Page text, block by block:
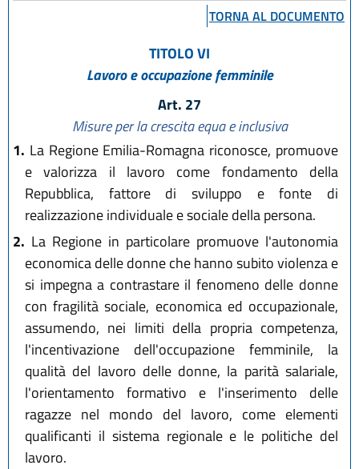
L.R. 1 agosto 2019, n. 15
L.R. 29 dicembre 2020 n. 11
L.R. 20 maggio 2021, n. 4
L.R. 14 giugno 2024, n. 7
L.R. 25 luglio 2025, n. 9
L.R. 28 luglio 2026, n. 9
TORNA AL DOCUMENTO
TITOLO VI
Lavoro e occupazione femminile
Art. 27
Misure per la crescita equa e inclusiva
1. La Regione Emilia-Romagna riconosce, promuove
e valorizza il lavoro come fondamento della
Repubblica, fattore di sviluppo e fonte di
realizzazione individuale e sociale della persona.
2. La Regione in particolare promuove l'autonomia
economica delle donne che hanno subito violenza e
si impegna a contrastare il fenomeno delle donne
con fragilità sociale, economica ed occupazionale,
assumendo, nei limiti della propria competenza,
l'incentivazione dell'occupazione femminile, la
qualità del lavoro delle donne, la parità salariale,
l'orientamento formativo e l'inserimento delle
ragazze nel mondo del lavoro, come elementi
qualificanti il sistema regionale e le politiche del
lavoro.